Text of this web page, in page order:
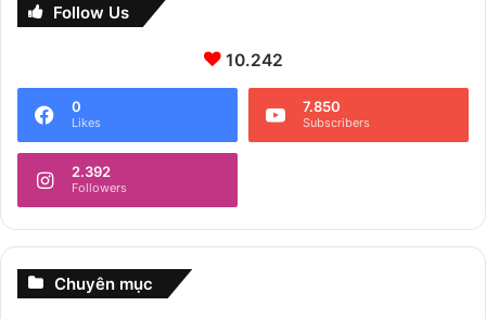
Follow Us
10.242
0
Likes
7.850
Subscribers
2.392
Followers
Chuyên mục